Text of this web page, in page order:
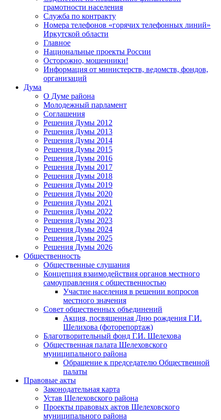
грамотности населения
Служба по контракту
Номера телефонов «горячих телефонных линий»
Иркутской области
Главное
Национальные проекты России
Осторожно, мошенники!
Информация от министерств, ведомств, фондов,
организаций
Дума
О Думе района
Молодежный парламент
Соглашения
Решения Думы 2012
Решения Думы 2013
Решения Думы 2014
Решения Думы 2015
Решения Думы 2016
Решения Думы 2017
Решения Думы 2018
Решения Думы 2019
Решения Думы 2020
Решения Думы 2021
Решения Думы 2022
Решения Думы 2023
Решения Думы 2024
Решения Думы 2025
Решения Думы 2026
Общественность
Общественные слушания
Концепция взаимодействия органов местного
самоуправления с общественностью
Участие населения в решении вопросов
местного значения
Совет общественных объединений
Акция, посвященная Дню рождения Г.И.
Шелихова (фоторепортаж)
Благотворительный фонд Г.И. Шелехова
Общественная палата Шелеховского
муниципального района
Обращение к председателю Общественной
палаты
Правовые акты
Законодательная карта
Устав Шелеховского района
Проекты правовых актов Шелеховского
муниципального района